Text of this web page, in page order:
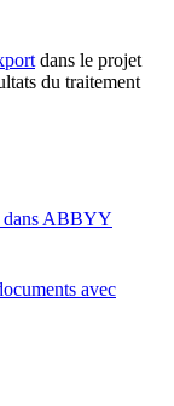
dans le projet
du traitement
dans ABBYY
avec